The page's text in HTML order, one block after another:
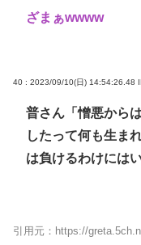
ざまぁwwww
40 : 2023/09/10(日) 14:54:26.48
普さん「憎悪から
したって何も生ま
は負けるわけには
引用元：https://